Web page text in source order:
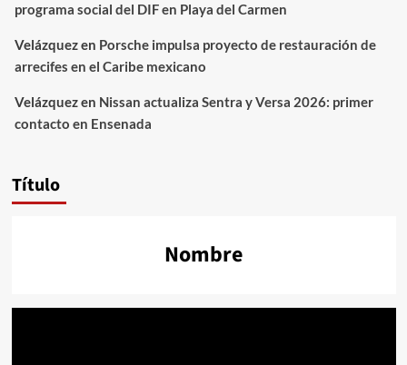
programa social del DIF en Playa del Carmen
Velázquezen Porsche impulsa proyecto de restauración de
arrecifes en el Caribe mexicano
Velázquezen Nissan actualiza Sentra y Versa 2026: primer
contacto en Ensenada
Título
Nombre